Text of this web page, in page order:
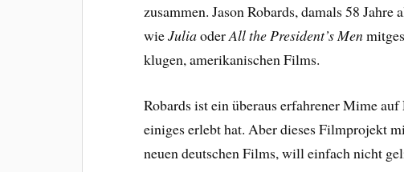
zusammen. Jason Robards, damals 58
wieJuliaoderAll the President’s Men
klugen, amerikanischen Films.
Robards ist ein überaus erfahrener Mime
einiges erlebt hat. Aber dieses Filmprojekt
neuen deutschen Films, will einfach nicht